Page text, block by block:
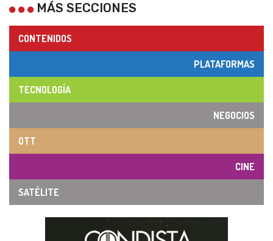
MÁS SECCIONES
CONTENIDOS
PLATAFORMAS
TECNOLOGÍA
NEGOCIOS
OTT
CINE
SATÉLITE